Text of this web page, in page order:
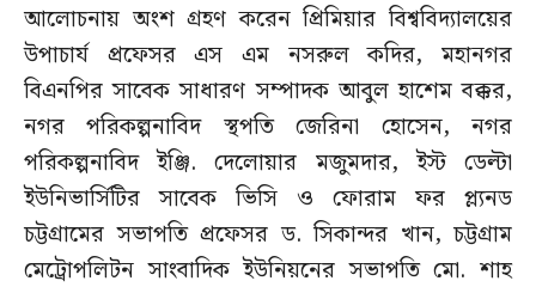
আলোচনায় অংশ গ্রহণ করেন প্রিমিয়ার বিশ্ববিদ্যালয়ের
উপাচার্য প্রফেসর এস এম নসরুল কদির, মহানগর
বিএনপির সাবেক সাধারণ সম্পাদক আবুল হাশেম বক্কর,
নগর পরিকল্পনাবিদ স্থপতি জেরিনা হোসেন, নগর
পরিকল্পনাবিদ ইঞ্জি. দেলোয়ার মজুমদার, ইস্ট ডেল্টা
ইউনিভার্সিটির সাবেক ভিসি ও ফোরাম ফর প্ল্যনড
চট্টগ্রামের সভাপতি প্রফেসর ড. সিকান্দর খান, চট্টগ্রাম
মেট্রোপলিটন সাংবাদিক ইউনিয়নের সভাপতি মো. শাহ